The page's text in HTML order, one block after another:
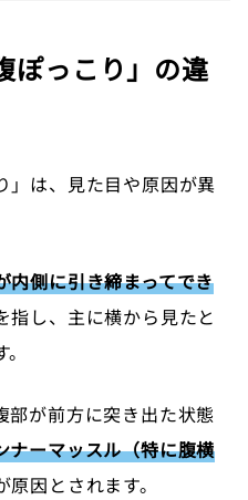
ぽっこり」の違
」は、見た目や原因が異
内側に引き締まってでき
指し、主に横から見たと
部が前方に突き出た状態
ナーマッスル（特に腹横
原因とされます。